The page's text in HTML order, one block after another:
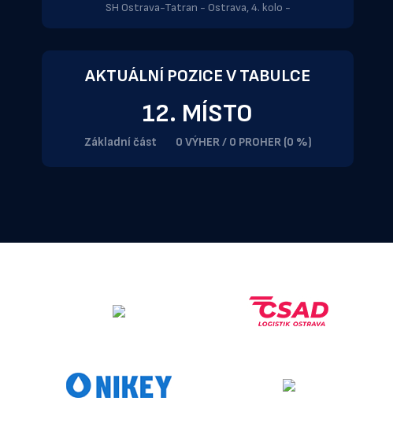
SH Ostrava-Tatran - Ostrava, 4. kolo -
AKTUÁLNÍ POZICE V TABULCE
12. MÍSTO
Základní část 0 VÝHER / 0 PROHER (0 %)